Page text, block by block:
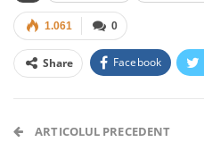
0
1.061
Share Facebook
Telegram WhatsApp
ARTICOLUL PRECEDENT